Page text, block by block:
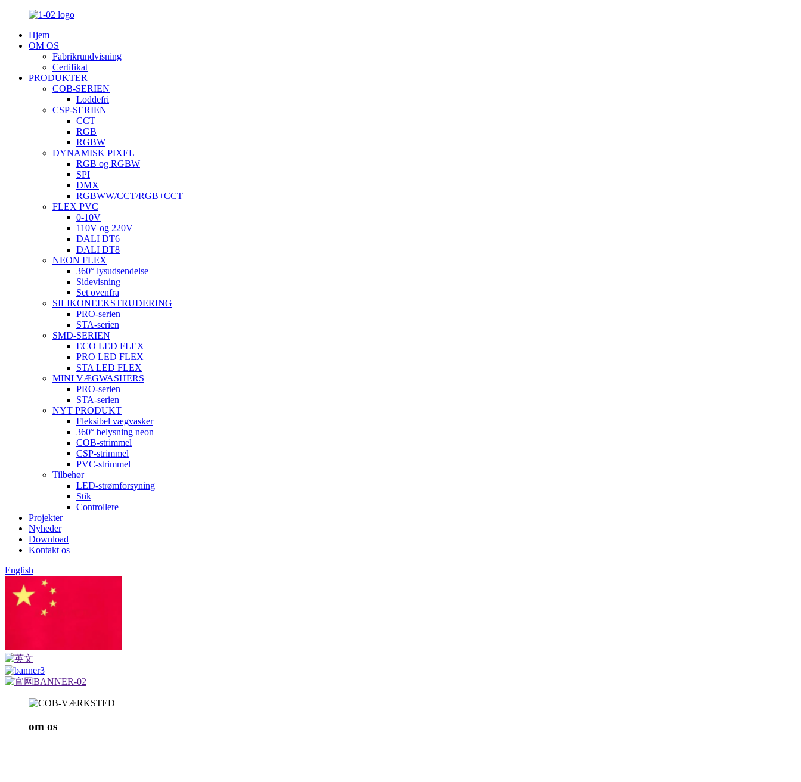
Hjem
OM OS
Fabrikrundvisning
Certifikat
PRODUKTER
COB-SERIEN
Loddefri
CSP-SERIEN
CCT
RGB
RGBW
DYNAMISK PIXEL
RGB og RGBW
SPI
DMX
RGBWW/CCT/RGB+CCT
FLEX PVC
0-10V
110V og 220V
DALI DT6
DALI DT8
NEON FLEX
360° lysudsendelse
Sidevisning
Set ovenfra
SILIKONEEKSTRUDERING
PRO-serien
STA-serien
SMD-SERIEN
ECO LED FLEX
PRO LED FLEX
STA LED FLEX
MINI VÆGWASHERS
PRO-serien
STA-serien
NYT PRODUKT
Fleksibel vægvasker
360° belysning neon
COB-strimmel
CSP-strimmel
PVC-strimmel
Tilbehør
LED-strømforsyning
Stik
Controllere
Projekter
Nyheder
Download
Kontakt os
English
om os